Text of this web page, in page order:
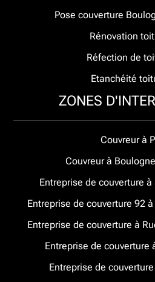
Pose couverture
Rénovation
Réfection de
Etanchéité
ZONES
Couvreur à
Couvreur à
Entreprise de couverture
Entreprise de couverture 92
Entreprise de couverture à
Entreprise de couverture
Entreprise de